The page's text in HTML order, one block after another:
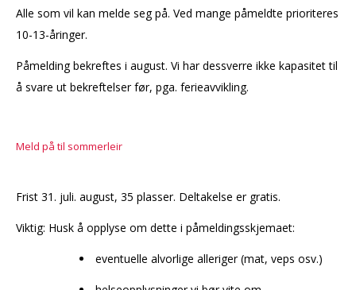
Alle som vil kan melde seg på. Ved mange påmeldte prioriteres
10-13-åringer.
Påmelding bekreftes i august. Vi har dessverre ikke kapasitet til
å svare ut bekreftelser før, pga. ferieavvikling.
Meld på til sommerleir
Frist 31. juli. august, 35 plasser. Deltakelse er gratis.
Viktig: Husk å opplyse om dette i påmeldingsskjemaet:
eventuelle alvorlige alleriger (mat, veps osv.)